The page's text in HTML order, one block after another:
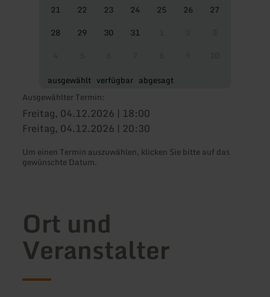
21
22 23 24 25 26
27
28
29 30 31
ausgewählt verfügbar abgesagt
Ausgewählter Termin:
Freitag, 04.12.2026 | 18:00
Freitag, 04.12.2026 | 20:30
Um einen Termin auszuwählen, klicken Sie bitte auf das
gewünschte Datum.
Ort und
Veranstalter